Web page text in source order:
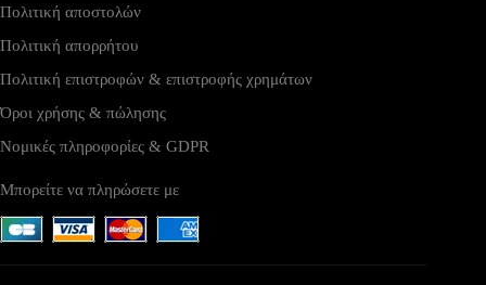
Πολιτική αποστολών
Πολιτική απορρήτου
Πολιτική επιστροφών & επιστροφής χρημάτων
Όροι χρήσης & πώλησης
Νομικές πληροφορίες & GDPR
Μπορείτε να πληρώσετε με